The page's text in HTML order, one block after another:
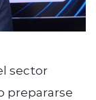
sector
prepararse